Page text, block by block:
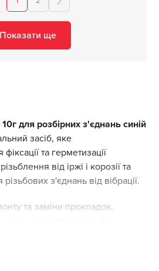
Показати ще
для розбірних з'єднань синій
засіб, яке
та герметизації
від іржі і корозії та
з'єднань від вібрації.
та заміни прокладок,
заміни майже всіх прокладок,